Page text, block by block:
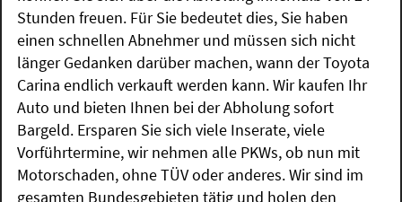
Stunden freuen. Für Sie bedeutet dies, Sie haben
einen schnellen Abnehmer und müssen sich nicht
länger Gedanken darüber machen, wann der Toyota
Carina endlich verkauft werden kann. Wir kaufen Ihr
Auto und bieten Ihnen bei der Abholung sofort
Bargeld. Ersparen Sie sich viele Inserate, viele
Vorführtermine, wir nehmen alle PKWs, ob nun mit
Motorschaden, ohne TÜV oder anderes. Wir sind im
gesamten Bundesgebieten tätig und holen den